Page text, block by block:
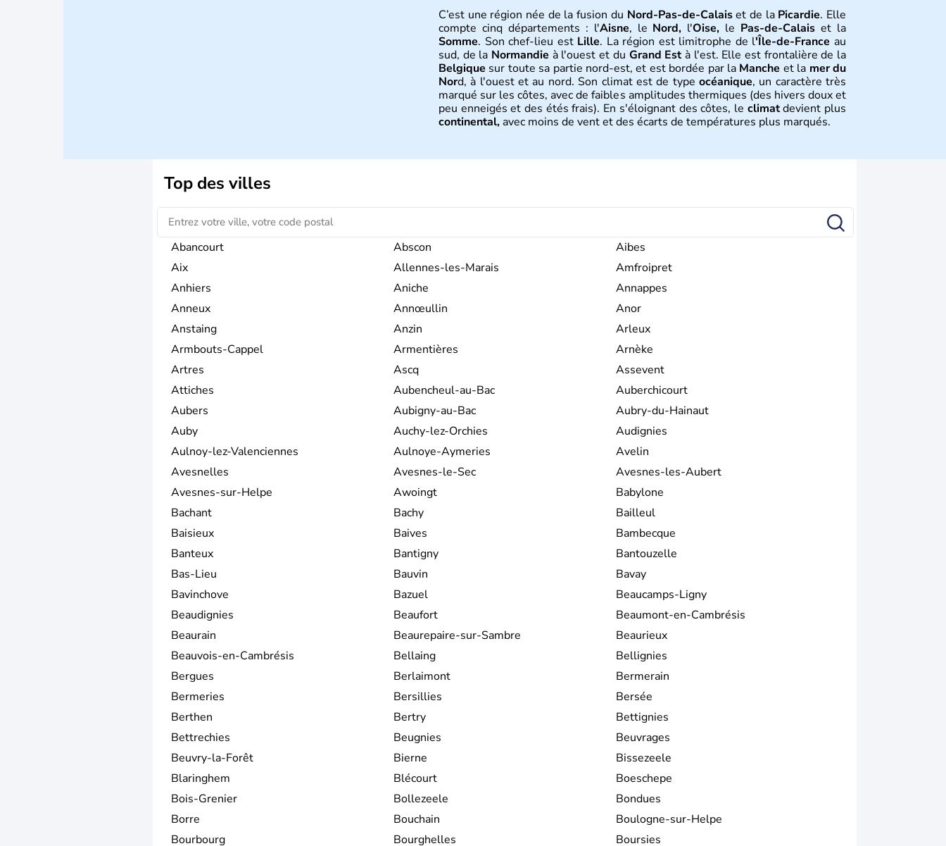
C’est une région née de la fusion du Nord-Pas-de-Calaiset de la Picardie. Elle
compte cinq départements : l'Aisne, le Nord, l'Oise, le Pas-de-Calaiset la
Somme. Son chef-lieu est Lille. La région est limitrophe de l'Île-de-France au
sud, de la Normandie à l'ouest et du Grand Està l'est. Elle est frontalière de la
Belgique sur toute sa partie nord-est, et est bordée par la Manche et la mer du
Nord, à l'ouest et au nord. Son climat est de type océanique, un caractère très
marqué sur les côtes, avec de faibles amplitudes thermiques (des hivers doux et
peu enneigés et des étés frais). En s'éloignant des côtes, le climatdevient plus
continental,avec moins de vent et des écarts de températures plus marqués.
Top des villes
Abancourt Abscon
Aibes
Aix
Allennes-les-Marais
Amfroipret
Anhiers
Aniche
Annappes
Anneux
Annœullin
Anor
Anstaing
Anzin
Arleux
Armbouts-Cappel
Armentières
Arnèke
Artres
Ascq
Assevent
Attiches
Aubencheul-au-Bac
Auberchicourt
Aubers
Aubigny-au-Bac
Aubry-du-Hainaut
Auby
Auchy-lez-Orchies
Audignies
Aulnoy-lez-Valenciennes
Aulnoye-Aymeries
Avelin
Avesnelles
Avesnes-le-Sec
Avesnes-les-Aubert
Avesnes-sur-Helpe
Awoingt
Babylone
Bachant
Bachy
Bailleul
Baisieux
Baives
Bambecque
Banteux
Bantigny
Bantouzelle
Bas-Lieu
Bauvin
Bavay
Bavinchove
Bazuel
Beaucamps-Ligny
Beaudignies
Beaufort
Beaumont-en-Cambrésis
Beaurain
Beaurepaire-sur-Sambre
Beaurieux
Beauvois-en-Cambrésis
Bellaing
Bellignies
Bergues
Berlaimont
Bermerain
Bermeries
Bersillies
Bersée
Berthen
Bertry
Bettignies
Bettrechies
Beugnies
Beuvrages
Beuvry-la-Forêt
Bierne
Bissezeele
Blaringhem
Blécourt
Boeschepe
Bois-Grenier
Bollezeele
Bondues
Borre
Bouchain
Boulogne-sur-Helpe
Bourbourg
Bourghelles Boursies